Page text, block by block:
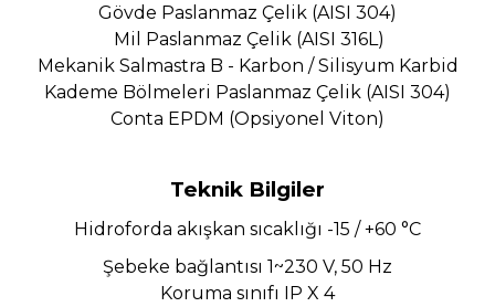
Gövde Paslanmaz Çelik (AISI 304)
Mil Paslanmaz Çelik (AISI 316L)
Mekanik Salmastra B - Karbon / Silisyum Karbid
Kademe Bölmeleri Paslanmaz Çelik (AISI 304)
Conta EPDM (Opsiyonel Viton)
Teknik Bilgiler
Hidroforda akışkan sıcaklığı -15 / +60 °C
Şebeke bağlantısı 1~230 V, 50 Hz
Koruma sınıfı IP X 4